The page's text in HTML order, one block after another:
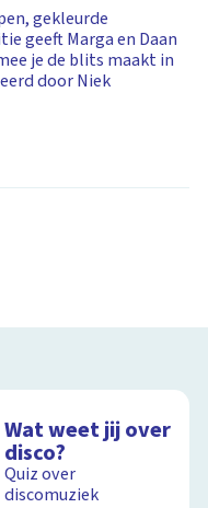
gekleurde
geeft Marga en Daan
je de blits maakt in
door Niek
Wat weet jij over
disco?
Quiz over
discomuziek